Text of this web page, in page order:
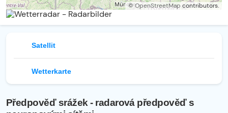
©OpenStreetMap contributors.
Satellit
Wetterkarte
Předpověď srážek - radarová předpověď s